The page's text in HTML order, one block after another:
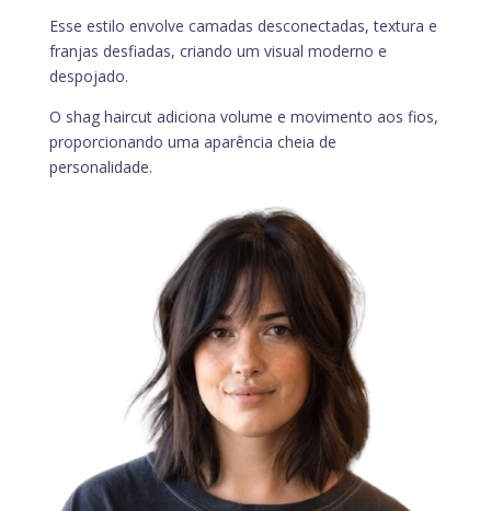
Esse estilo envolve camadas desconectadas, textura e
franjas desfiadas, criando um visual moderno e
despojado.
O shag haircut adiciona volume e movimento aos fios,
proporcionando uma aparência cheia de
personalidade.